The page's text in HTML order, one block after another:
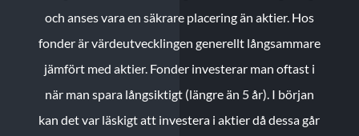
och anses vara en säkrare placering än aktier. Hos
fonder är värdeutvecklingen generellt långsammare
jämfört med aktier. Fonder investerar man oftast i
när man spara långsiktigt (längre än 5 år). I början
kan det var läskigt att investera i aktier då dessa går